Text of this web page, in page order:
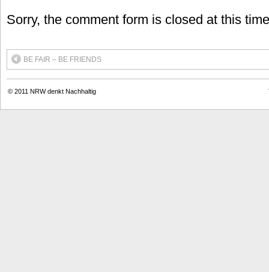
Sorry, the comment form is closed at this
BE FAIR – BE FRIENDS
© 2011 NRW denkt Nachhaltig